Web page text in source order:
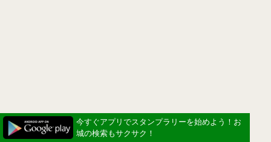
今すぐアプリでスタンプラリーを始めよう！お
城の検索もサクサク！